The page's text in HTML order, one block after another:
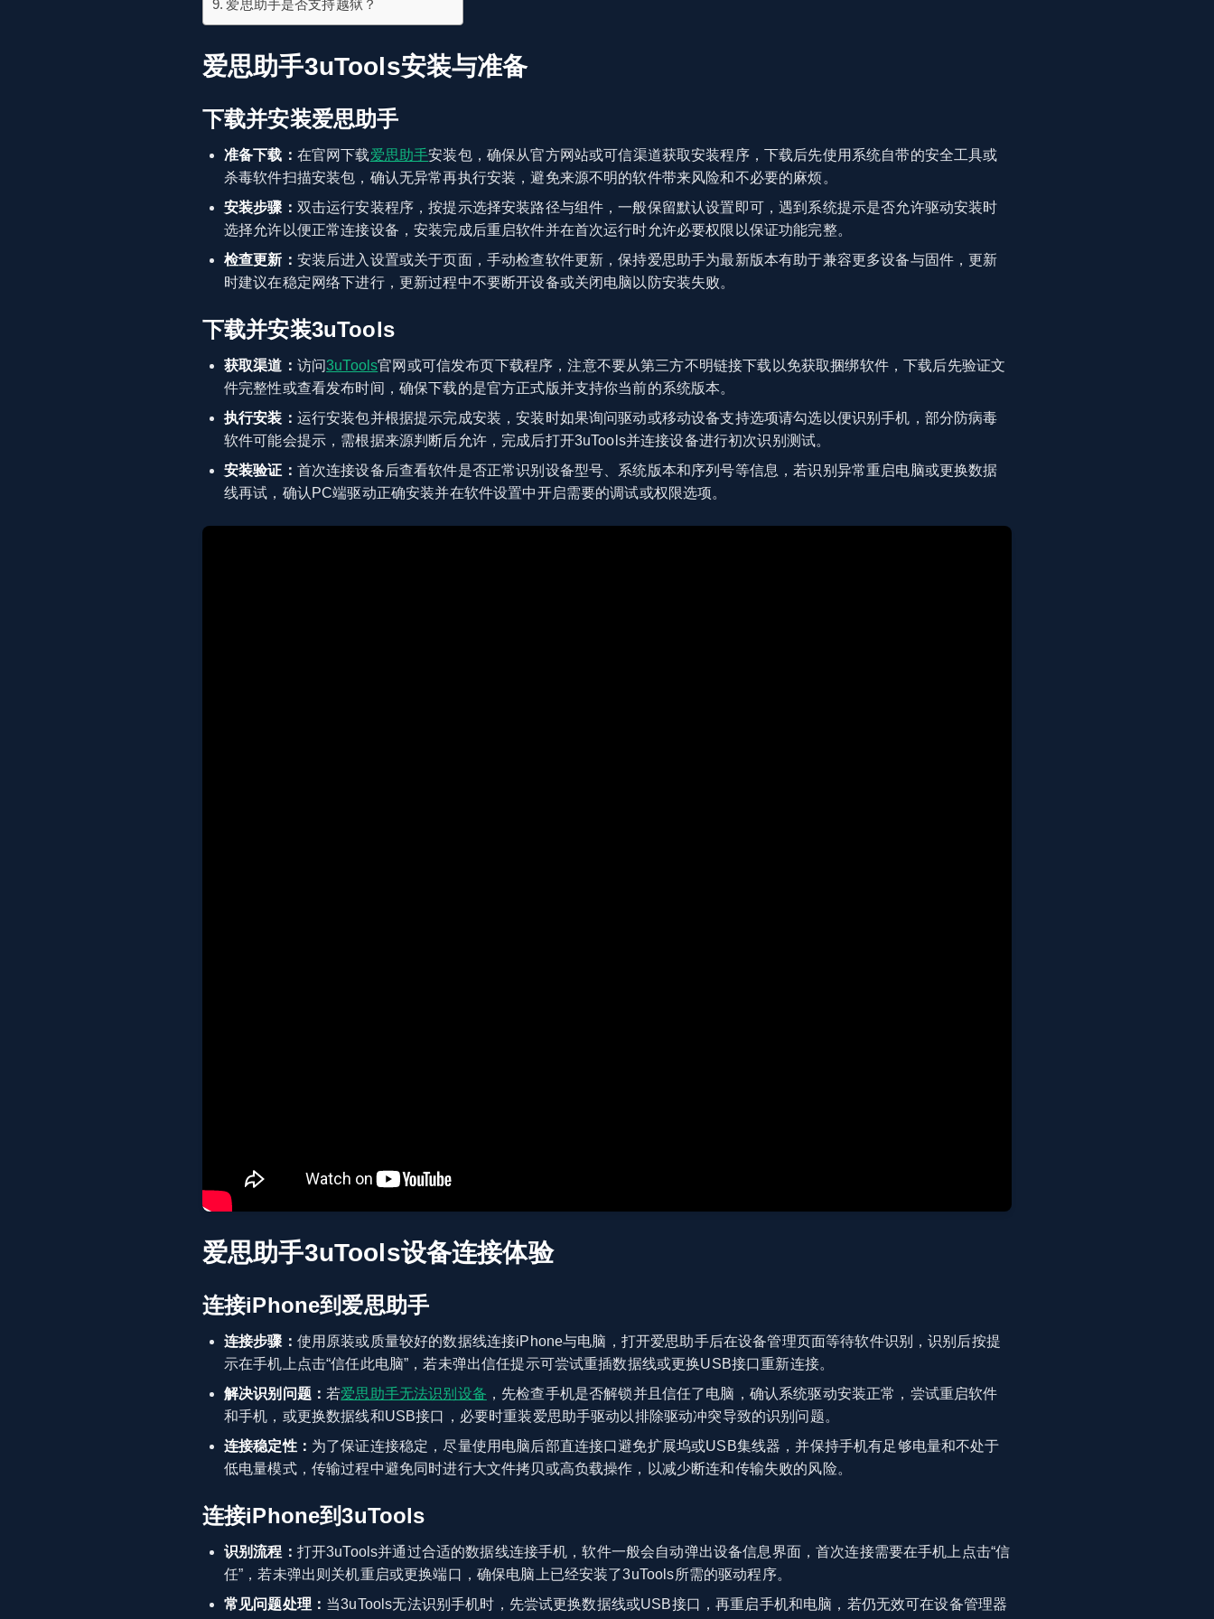
爱思助手是否支持越狱？
爱思助手3uTools安装与准备
下载并安装爱思助手
准备下载： 在官网下载爱思助手安装包，确保从官方网站或可信渠道获取安装程序，下载后先使用系统自带的安全工具或
杀毒软件扫描安装包，确认无异常再执行安装，避免来源不明的软件带来风险和不必要的麻烦。
安装步骤： 双击运行安装程序，按提示选择安装路径与组件，一般保留默认设置即可，遇到系统提示是否允许驱动安装时
选择允许以便正常连接设备，安装完成后重启软件并在首次运行时允许必要权限以保证功能完整。
检查更新： 安装后进入设置或关于页面，手动检查软件更新，保持爱思助手为最新版本有助于兼容更多设备与固件，更新
时建议在稳定网络下进行，更新过程中不要断开设备或关闭电脑以防安装失败。
下载并安装3uTools
获取渠道： 访问3uTools官网或可信发布页下载程序，注意不要从第三方不明链接下载以免获取捆绑软件，下载后先验证文
件完整性或查看发布时间，确保下载的是官方正式版并支持你当前的系统版本。
执行安装： 运行安装包并根据提示完成安装，安装时如果询问驱动或移动设备支持选项请勾选以便识别手机，部分防病毒
软件可能会提示，需根据来源判断后允许，完成后打开3uTools并连接设备进行初次识别测试。
安装验证： 首次连接设备后查看软件是否正常识别设备型号、系统版本和序列号等信息，若识别异常重启电脑或更换数据
线再试，确认PC端驱动正确安装并在软件设置中开启需要的调试或权限选项。
爱思助手3uTools设备连接体验
连接iPhone到爱思助手
连接步骤： 使用原装或质量较好的数据线连接iPhone与电脑，打开爱思助手后在设备管理页面等待软件识别，识别后按提
示在手机上点击“信任此电脑”，若未弹出信任提示可尝试重插数据线或更换USB接口重新连接。
解决识别问题： 若爱思助手无法识别设备 ，先检查手机是否解锁并且信任了电脑，确认系统驱动安装正常，尝试重启软件
和手机，或更换数据线和USB接口，必要时重装爱思助手驱动以排除驱动冲突导致的识别问题。
连接稳定性： 为了保证连接稳定，尽量使用电脑后部直连接口避免扩展坞或USB集线器，并保持手机有足够电量和不处于
低电量模式，传输过程中避免同时进行大文件拷贝或高负载操作，以减少断连和传输失败的风险。
连接iPhone到3uTools
识别流程： 打开3uTools并通过合适的数据线连接手机，软件一般会自动弹出设备信息界面，首次连接需要在手机上点击“信
任”，若未弹出则关机重启或更换端口，确保电脑上已经安装了3uTools所需的驱动程序。
常见问题处理： 当3uTools无法识别手机时，先尝试更换数据线或USB接口，再重启手机和电脑，若仍无效可在设备管理器